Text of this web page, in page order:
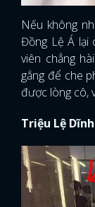
Nếu không
Đồng Lệ Á lại
viên chẳng
gắng để che
được lòng cô,
Triệu Lệ Dĩnh